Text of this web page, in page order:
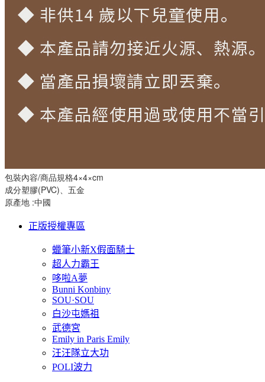
包裝內容/商品規格4×4×cm
成分塑膠(PVC)、五金
原產地 :中國
正版授權專區
蠟筆小新X假面騎士
超人力霸王
哆啦A夢
Bunni Konbiny
SOU·SOU
白沙屯媽祖
武德宮
Emily in Paris Emily
汪汪隊立大功
POLI波力